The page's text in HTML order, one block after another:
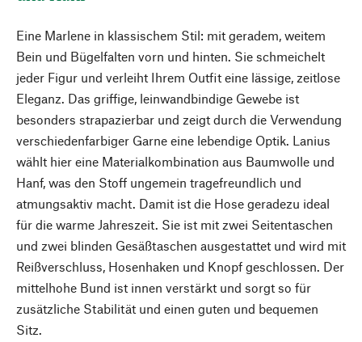
Eine Marlene in klassischem Stil: mit geradem, weitem
Bein und Bügelfalten vorn und hinten. Sie schmeichelt
jeder Figur und verleiht Ihrem Outfit eine lässige, zeitlose
Eleganz. Das griffige, leinwandbindige Gewebe ist
besonders strapazierbar und zeigt durch die Verwendung
verschiedenfarbiger Garne eine lebendige Optik. Lanius
wählt hier eine Materialkombination aus Baumwolle und
Hanf, was den Stoff ungemein tragefreundlich und
atmungsaktiv macht. Damit ist die Hose geradezu ideal
für die warme Jahreszeit. Sie ist mit zwei Seitentaschen
und zwei blinden Gesäßtaschen ausgestattet und wird mit
Reißverschluss, Hosenhaken und Knopf geschlossen. Der
mittelhohe Bund ist innen verstärkt und sorgt so für
zusätzliche Stabilität und einen guten und bequemen
Sitz.